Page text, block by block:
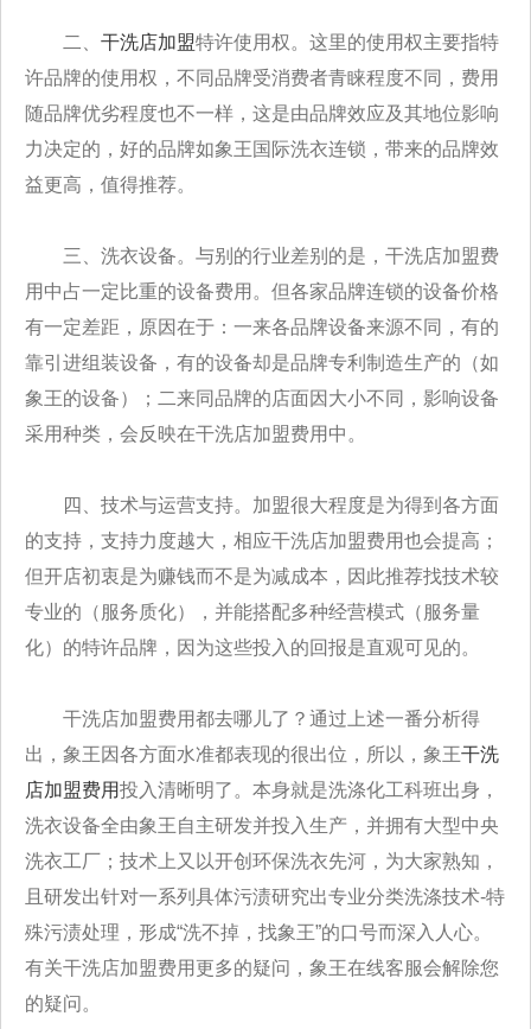
二、 干洗店加盟特许使用权。这里的使用权主要指特
许品牌的使用权，不同品牌受消费者青睐程度不同，费用
随品牌优劣程度也不一样，这是由品牌效应及其地位影响
力决定的，好的品牌如象王国际洗衣连锁，带来的品牌效
益更高，值得推荐。
三、洗衣设备。与别的行业差别的是，干洗店加盟费
用中占一定比重的设备费用。但各家品牌连锁的设备价格
有一定差距，原因在于：一来各品牌设备来源不同，有的
靠引进组装设备，有的设备却是品牌专利制造生产的（如
象王的设备）；二来同品牌的店面因大小不同，影响设备
采用种类，会反映在干洗店加盟费用中。
四、技术与运营支持。加盟很大程度是为得到各方面
的支持，支持力度越大，相应干洗店加盟费用也会提高；
但开店初衷是为赚钱而不是为减成本，因此推荐找技术较
专业的（服务质化），并能搭配多种经营模式（服务量
化）的特许品牌，因为这些投入的回报是直观可见的。
干洗店加盟费用都去哪儿了？通过上述一番分析得
出，象王因各方面水准都表现的很出位，所以，象王干洗
店加盟费用投入清晰明了。本身就是洗涤化工科班出身，
洗衣设备全由象王自主研发并投入生产，并拥有大型中央
洗衣工厂；技术上又以开创环保洗衣先河，为大家熟知，
且研发出针对一系列具体污渍研究出专业分类洗涤技术-特
殊污渍处理，形成“洗不掉，找象王”的口号而深入人心。
有关干洗店加盟费用更多的疑问，象王在线客服会解除您
的疑问。